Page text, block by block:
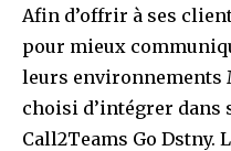
Afin d’offrir à ses
pour mieux
leurs environnements
choisi d’intégrer dans
Call2Teams Go Dstny.